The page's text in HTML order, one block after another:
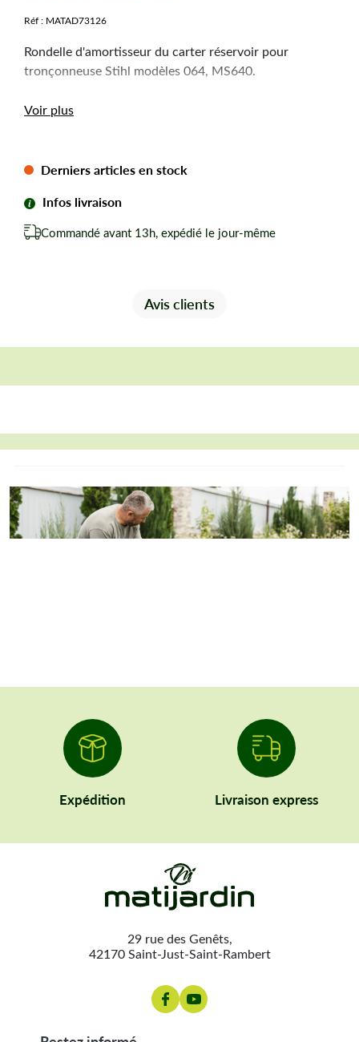
Réf : MATAD73126
Rondelle d'amortisseur du carter réservoir pour
tronçonneuse Stihl modèles 064, MS640.
Voir plus
Derniers articles en stock
Infos livraison
Commandé avant 13h, expédié le jour-même
Avis clients
Expédition Livraison express
29 rue des Genêts,
42170 Saint-Just-Saint-Rambert